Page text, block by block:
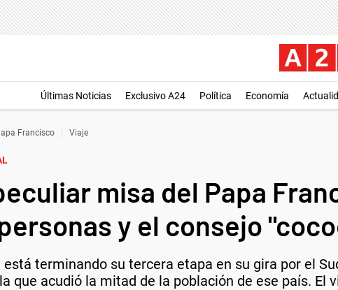
Últimas Noticias Exclusivo A24 Política Economía
Francisco Viaje
misa del Papa
y el consejo
está terminando su tercera etapa en su gira por el
que acudió la mitad de la población de ese país. El